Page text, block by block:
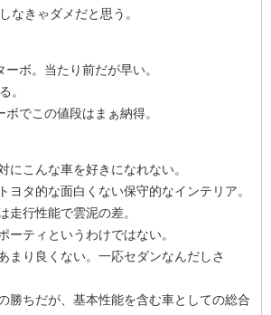
なきゃダメだと思う。
ボ。当たり前だが早い。
。
でこの値段はまぁ納得。
にこんな車を好きになれない。
ヨタ的な面白くない保守的なインテリア。
走行性能で雲泥の差。
ーティというわけではない。
まり良くない。一応セダンなんだしさ
勝ちだが、基本性能を含む車としての総合